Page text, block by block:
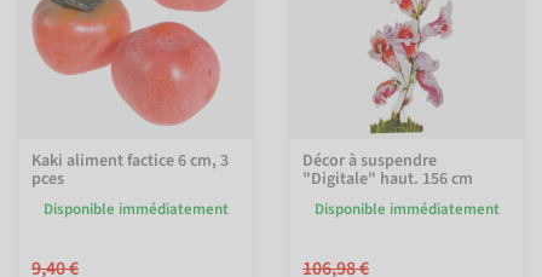
Kaki aliment factice 6 cm, 3
pces
Disponible immédiatement
9,40 €
Décor à suspendre
"Digitale" haut. 156 cm
Disponible immédiatement
106,98 €